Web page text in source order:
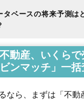
タベースの将来予測は
動産、いくらで
ビンマッチ」一
なら、まずは「不動